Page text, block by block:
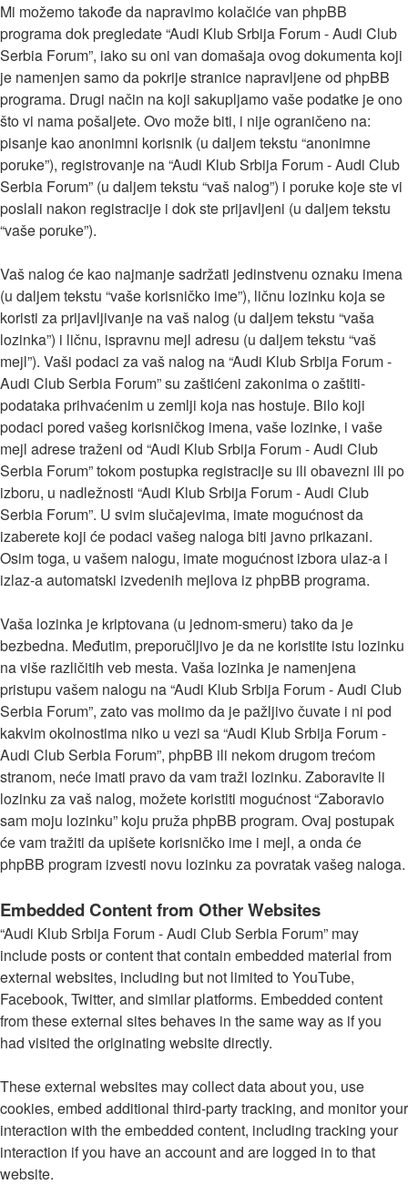
Mi možemo takođe da napravimo kolačiće van phpBB
programa dok pregledate “Audi Klub Srbija Forum - Audi Club
Serbia Forum”, iako su oni van domašaja ovog dokumenta koji
je namenjen samo da pokrije stranice napravljene od phpBB
programa. Drugi način na koji sakupljamo vaše podatke je ono
što vi nama pošaljete. Ovo može biti, i nije ograničeno na:
pisanje kao anonimni korisnik (u daljem tekstu “anonimne
poruke”), registrovanje na “Audi Klub Srbija Forum - Audi Club
Serbia Forum” (u daljem tekstu “vaš nalog”) i poruke koje ste vi
poslali nakon registracije i dok ste prijavljeni (u daljem tekstu
“vaše poruke”).
Vaš nalog će kao najmanje sadržati jedinstvenu oznaku imena
(u daljem tekstu “vaše korisničko ime”), ličnu lozinku koja se
koristi za prijavljivanje na vaš nalog (u daljem tekstu “vaša
lozinka”) i ličnu, ispravnu mejl adresu (u daljem tekstu “vaš
mejl”). Vaši podaci za vaš nalog na “Audi Klub Srbija Forum -
Audi Club Serbia Forum” su zaštićeni zakonima o zaštiti-
podataka prihvaćenim u zemlji koja nas hostuje. Bilo koji
podaci pored vašeg korisničkog imena, vaše lozinke, i vaše
mejl adrese traženi od “Audi Klub Srbija Forum - Audi Club
Serbia Forum” tokom postupka registracije su ili obavezni ili po
izboru, u nadležnosti “Audi Klub Srbija Forum - Audi Club
Serbia Forum”. U svim slučajevima, imate mogućnost da
izaberete koji će podaci vašeg naloga biti javno prikazani.
Osim toga, u vašem nalogu, imate mogućnost izbora ulaz-a i
izlaz-a automatski izvedenih mejlova iz phpBB programa.
Vaša lozinka je kriptovana (u jednom-smeru) tako da je
bezbedna. Međutim, preporučljivo je da ne koristite istu lozinku
na više različitih veb mesta. Vaša lozinka je namenjena
pristupu vašem nalogu na “Audi Klub Srbija Forum - Audi Club
Serbia Forum”, zato vas molimo da je pažljivo čuvate i ni pod
kakvim okolnostima niko u vezi sa “Audi Klub Srbija Forum -
Audi Club Serbia Forum”, phpBB ili nekom drugom trećom
stranom, neće imati pravo da vam traži lozinku. Zaboravite li
lozinku za vaš nalog, možete koristiti mogućnost “Zaboravio
sam moju lozinku” koju pruža phpBB program. Ovaj postupak
će vam tražiti da upišete korisničko ime i mejl, a onda će
phpBB program izvesti novu lozinku za povratak vašeg naloga.
Embedded Content from Other Websites
“Audi Klub Srbija Forum - Audi Club Serbia Forum” may
include posts or content that contain embedded material from
external websites, including but not limited to YouTube,
Facebook, Twitter, and similar platforms. Embedded content
from these external sites behaves in the same way as if you
had visited the originating website directly.
These external websites may collect data about you, use
cookies, embed additional third-party tracking, and monitor your
interaction with the embedded content, including tracking your
interaction if you have an account and are logged in to that
website.